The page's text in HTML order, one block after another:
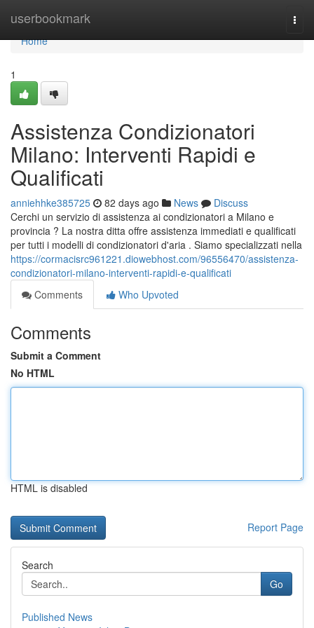
userbookmark
Home
Home
1
Assistenza Condizionatori
Milano: Interventi Rapidi e
Qualificati
anniehhke385725 82 days ago News
Discuss
Cerchi un servizio di assistenza ai condizionatori a Milano e
provincia ? La nostra ditta offre assistenza immediati e qualificati
per tutti i modelli di condizionatori d'aria . Siamo specializzati nella
https://cormacisrc961221.diowebhost.com/96556470/assistenza-
condizionatori-milano-interventi-rapidi-e-qualificati
Comments
Who Upvoted
Comments
Submit a Comment
No HTML
HTML is disabled
Report Page
Search
Go
Published News